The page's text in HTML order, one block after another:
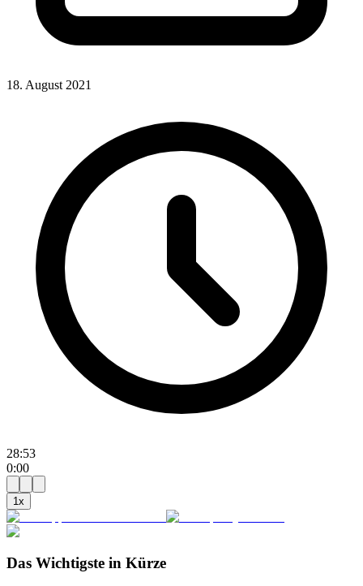
18. August 2021
28:53
0:00
1 x
Das Wichtigste in Kürze